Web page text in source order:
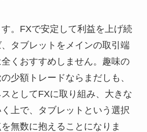
。FXで安定して利益を上げ続
タブレットをメインの取引端
くおすすめしません。趣味の
少額トレードならまだしも、
としてFXに取り組み、大きな
上で、タブレットという選択
無数に抱えることになりま